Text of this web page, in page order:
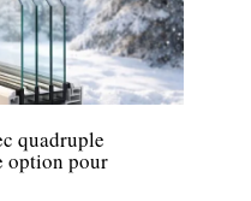
quadruple
option pour